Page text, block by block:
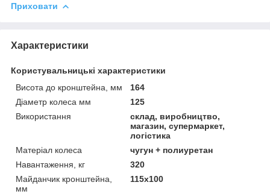
Приховати
Характеристики
Користувальницькі характеристики
Висота до кронштейна, мм
164
Діаметр колеса мм
125
Використання
склад, виробництво,
магазин, супермаркет,
логістика
Матеріал колеса
чугун + полиуретан
Навантаження, кг
320
Майданчик кронштейна,
мм
115х100